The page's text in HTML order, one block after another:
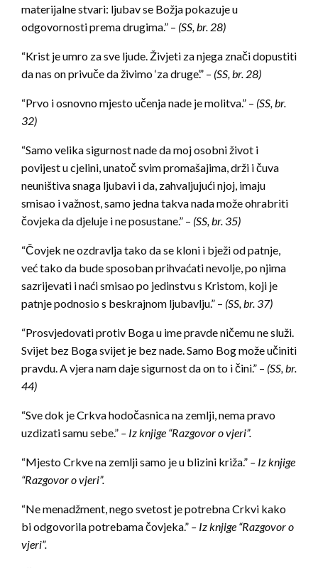
materijalne stvari: ljubav se Božja pokazuje u
odgovornosti prema drugima.” – (SS, br. 28)
“Krist je umro za sve ljude. Živjeti za njega znači dopustiti
da nas on privuče da živimo ‘za druge’.” – (SS, br. 28)
“Prvo i osnovno mjesto učenja nade je molitva.” – (SS, br.
32)
“Samo velika sigurnost nade da moj osobni život i
povijest u cjelini, unatoč svim promašajima, drži i čuva
neuništiva snaga ljubavi i da, zahvaljujući njoj, imaju
smisao i važnost, samo jedna takva nada može ohrabriti
čovjeka da djeluje i ne posustane.” – (SS, br. 35)
“Čovjek ne ozdravlja tako da se kloni i bježi od patnje,
već tako da bude sposoban prihvaćati nevolje, po njima
sazrijevati i naći smisao po jedinstvu s Kristom, koji je
patnje podnosio s beskrajnom ljubavlju.” – (SS, br. 37)
“Prosvjedovati protiv Boga u ime pravde ničemu ne služi.
Svijet bez Boga svijet je bez nade. Samo Bog može učiniti
pravdu. A vjera nam daje sigurnost da on to i čini.” – (SS, br.
44)
“Sve dok je Crkva hodočasnica na zemlji, nema pravo
uzdizati samu sebe.” – Iz knjige “Razgovor o vjeri”.
“Mjesto Crkve na zemlji samo je u blizini križa.” – Iz knjige
“Razgovor o vjeri”.
“Ne menadžment, nego svetost je potrebna Crkvi kako
bi odgovorila potrebama čovjeka.” – Iz knjige “Razgovor o
vjeri”.